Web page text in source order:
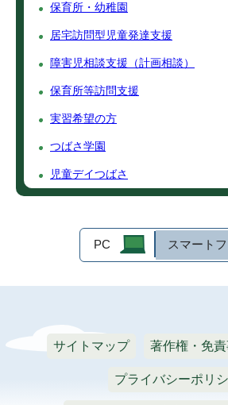
保育所・幼稚園
居宅訪問型児童発達支援
障害児相談支援（計画相談）
保育所等訪問支援
実習希望の方
つばさ学園
児童デイつばさ
PC スマート
サイトマップ 著作権・免
プライバシーポリ